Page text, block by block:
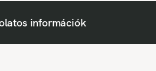
információk